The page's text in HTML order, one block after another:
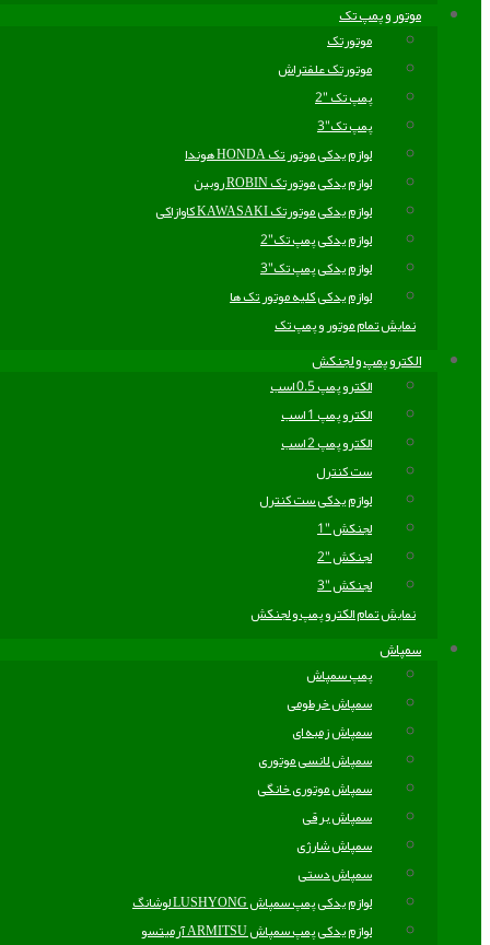
موتور و پمپ تک
موتورتک
موتورتک علفتراش
پمپ تک "2
پمپ تک"3
لوازم یدکی موتور تک HONDA هوندا
لوازم یدکی موتورتک ROBIN روبین
لوازم یدکی موتورتک KAWASAKI کاوازاکی
لوازم یدکی پمپ تک"2
لوازم یدکی پمپ تک"3
لوازم یدکی کلیه موتور تک ها
نمایش تمام موتور و پمپ تک
الکترو پمپ و لجنکش
الکترو پمپ 0.5 اسب
الکترو پمپ 1 اسب
الکترو پمپ 2 اسب
ست کنترل
لوازم یدکی ست کنترل
لجنکش "1
لجنکش "2
لجنکش "3
نمایش تمام الکترو پمپ و لجنکش
سمپاش
پمپ سمپاش
سمپاش خرطومی
سمپاش زمبه ای
سمپاش لانسی موتوری
سمپاش موتوری خانگی
سمپاش برقی
سمپاش شارژی
سمپاش دستی
لوازم یدکی پمپ سمپاش LUSHYONG لوشانگ
لوازم یدکی پمپ سمپاش ARMITSU آرمیتسو